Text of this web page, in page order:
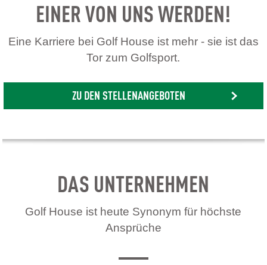
EINER VON UNS WERDEN!
Eine Karriere bei Golf House ist mehr - sie ist das
Tor zum Golfsport.
ZU DEN STELLENANGEBOTEN
DAS UNTERNEHMEN
Golf House ist heute Synonym für höchste
Ansprüche